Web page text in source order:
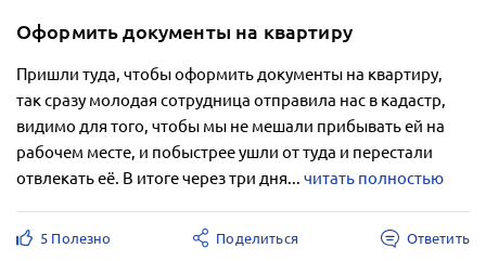
Оформить документы на квартиру
Пришли туда, чтобы оформить документы на квартиру,
так сразу молодая сотрудница отправила нас в кадастр,
видимо для того, чтобы мы не мешали прибывать ей на
рабочем месте, и побыстрее ушли от туда и перестали
отвлекать её. В итоге через три дня... читать полностью
5 Полезно Поделиться Ответить